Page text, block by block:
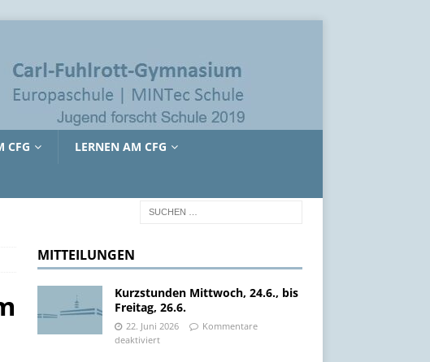
CFG LERNEN AM CFG
MITTEILUNGEN
Kurzstunden Mittwoch, 24.6., bis
Freitag, 26.6.
22. Juni 2026
Kommentare
deaktiviert